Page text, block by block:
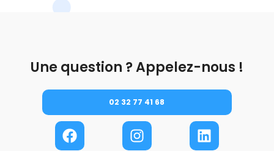
Une question ? Appelez-nous !
02 32 77 41 68